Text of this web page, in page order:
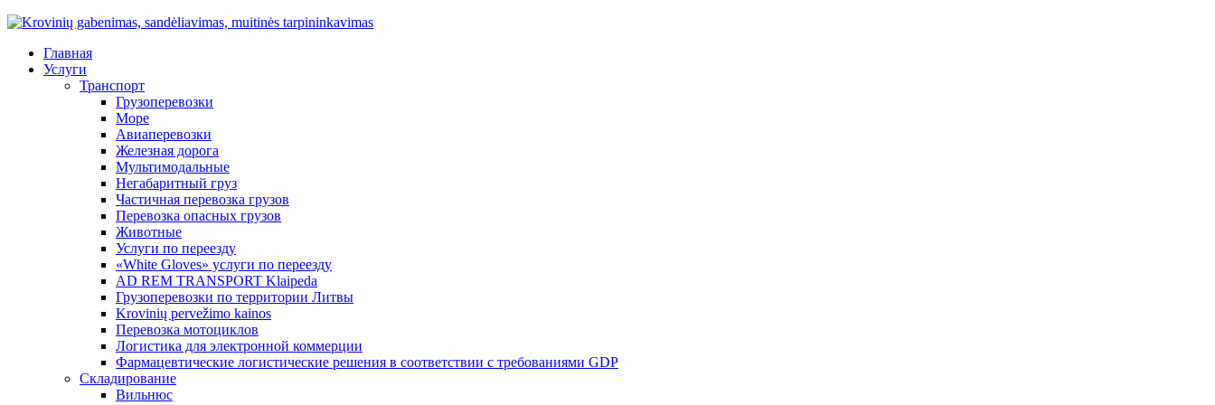
Главная
Услуги
Транспорт
Грузоперевозки
Море
Авиаперевозки
Железная дорога
Мультимодальные
Негабаритный груз
Частичная перевозка грузов
Перевозка опасных грузов
Животные
Услуги по переезду
«White Gloves» услуги по переезду
AD REM TRANSPORT Klaipeda
Грузоперевозки по территории Литвы
Krovinių pervežimo kainos
Перевозка мотоциклов
Логистика для электронной коммерции
Фармацевтические логистические решения в соответствии с требованиями GDP
Складирование
Вильнюс